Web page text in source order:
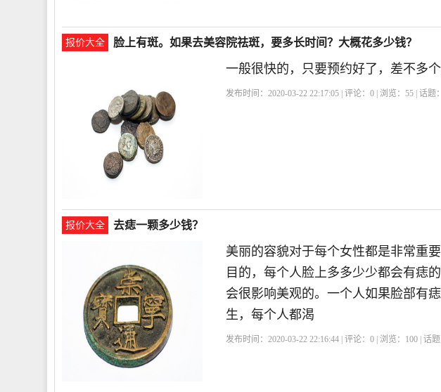
报价大全 脸上有斑。如果去美容院祛斑，要多长时间？大概花多少钱？
一般很快的，只要预约好了，差不多
发布时间：2020-03-22 22:17:05 | 评论：0 | 浏览：55 | 话题：
报价大全 去痣一颗多少钱？
美丽的容貌对于每个女性都是非常重
目的，每个人脸上多多少少都会有痣
会很影响美观的。一个人如果脸部有
生，每个人都渴
发布时间：2020-03-22 22:16:44 | 评论：0 | 浏览： 100 | 话题